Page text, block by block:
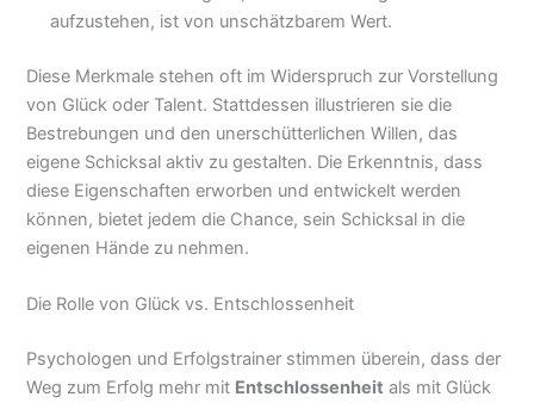
aufzustehen, ist von unschätzbarem Wert.
Diese Merkmale stehen oft im Widerspruch zur Vorstellung
von Glück oder Talent. Stattdessen illustrieren sie die
Bestrebungen und den unerschütterlichen Willen, das
eigene Schicksal aktiv zu gestalten. Die Erkenntnis, dass
diese Eigenschaften erworben und entwickelt werden
können, bietet jedem die Chance, sein Schicksal in die
eigenen Hände zu nehmen.
Die Rolle von Glück vs. Entschlossenheit
Psychologen und Erfolgstrainer stimmen überein, dass der
Weg zum Erfolg mehr mit Entschlossenheit als mit Glück